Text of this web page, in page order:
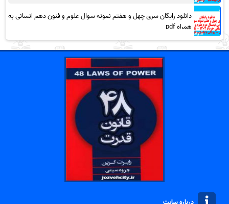
دانلود رایگان سری چهل و هفتم نمونه سوال علوم و فنون دهم انسانی به
همراه pdf